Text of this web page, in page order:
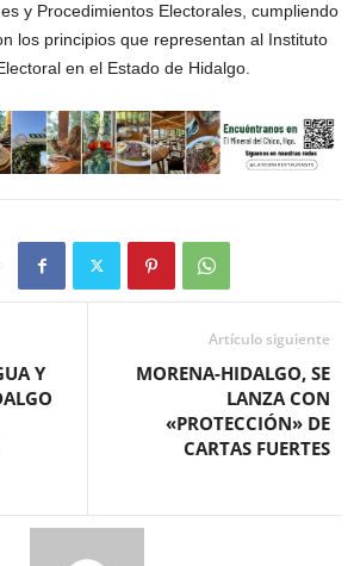
y Procedimientos Electorales, cumpliendo
los principios que representan al Instituto
en el Estado de Hidalgo.
Y
Artículo siguiente
MORENA-HIDALGO, SE
LANZA CON
«PROTECCIÓN» DE
CARTAS FUERTES